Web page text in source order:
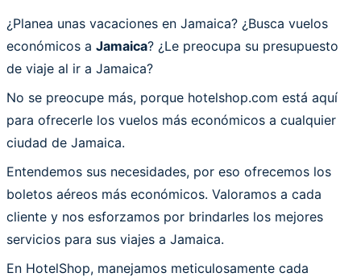
¿Planea unas vacaciones en Jamaica? ¿Busca vuelos
económicos a Jamaica? ¿Le preocupa su presupuesto
de viaje al ir a Jamaica?
No se preocupe más, porque hotelshop.com está aquí
para ofrecerle los vuelos más económicos a cualquier
ciudad de Jamaica.
Entendemos sus necesidades, por eso ofrecemos los
boletos aéreos más económicos. Valoramos a cada
cliente y nos esforzamos por brindarles los mejores
servicios para sus viajes a Jamaica.
En HotelShop, manejamos meticulosamente cada